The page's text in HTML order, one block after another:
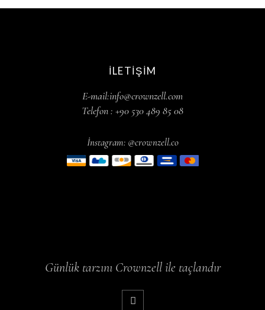
İLETIŞIM
E-mail:info@crownzell.com
Telefon : +90 530 489 85 08
İnstagram: @crownzell.co
Günlük tarzını Crownzell ile taçlandır